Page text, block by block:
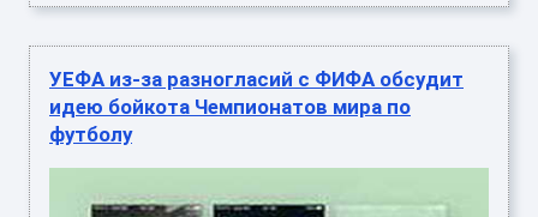
УЕФА из-за разногласий с ФИФА обсудит
идею бойкота Чемпионатов мира по
футболу